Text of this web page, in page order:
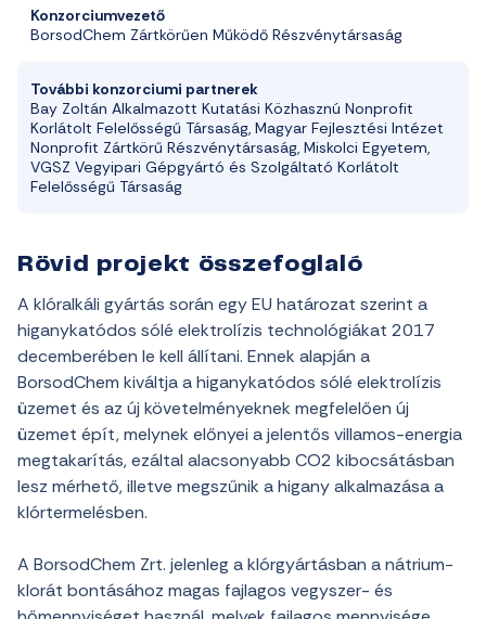
Konzorciumvezető
BorsodChem Zártkörűen Működő Részvénytársaság
További konzorciumi partnerek
Bay Zoltán Alkalmazott Kutatási Közhasznú Nonprofit
Korlátolt Felelősségű Társaság, Magyar Fejlesztési Intézet
Nonprofit Zártkörű Részvénytársaság, Miskolci Egyetem,
VGSZ Vegyipari Gépgyártó és Szolgáltató Korlátolt
Felelősségű Társaság
Rövid projekt összefoglaló
A klóralkáli gyártás során egy EU határozat szerint a
higanykatódos sólé elektrolízis technológiákat 2017
decemberében le kell állítani. Ennek alapján a
BorsodChem kiváltja a higanykatódos sólé elektrolízis
üzemet és az új követelményeknek megfelelően új
üzemet épít, melynek előnyei a jelentős villamos-energia
megtakarítás, ezáltal alacsonyabb CO2 kibocsátásban
lesz mérhető, illetve megszűnik a higany alkalmazása a
klórtermelésben.
A BorsodChem Zrt. jelenleg a klórgyártásban a nátrium-
klorát bontásához magas fajlagos vegyszer- és